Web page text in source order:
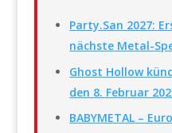
Party.San 2027:
nächste Metal-
Ghost Hollow
den 8. Februar
BABYMETAL –